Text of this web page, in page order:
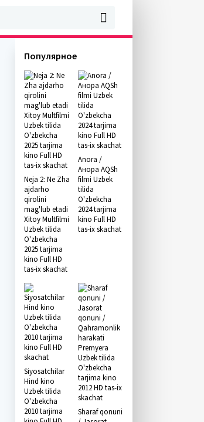
Популярное
Neja 2: Ne Zha
ajdarho
qirolini
mag'lub etadi
Xitoy Multfilmi
Uzbek tilida
O'zbekcha
2025 tarjima
kino Full HD
tas-ix skachat
Anora /
Анора AQSh
filmi Uzbek
tilida
O'zbekcha
2024 tarjima
kino Full HD
tas-ix skachat
Siyosatchilar
Hind kino
Uzbek tilida
O'zbekcha
2010 tarjima
Sharaf qonuni